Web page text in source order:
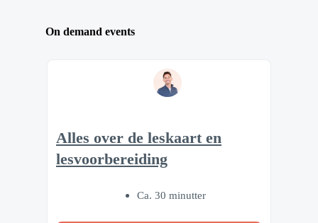
On demand events
Alles over de leskaart en
lesvoorbereiding
Ca. 30 minutter